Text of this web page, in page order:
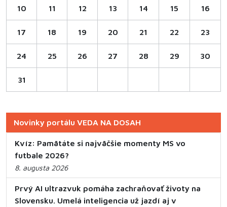
10 11 12 13 14 15 16
17 18 19 20 21 22 23
24 25 26 27 28 29 30
31
Novinky portálu VEDA NA DOSAH
Kvíz: Pamätáte si najväčšie momenty MS vo
futbale 2026?
8. augusta 2026
Prvý AI ultrazvuk pomáha zachraňovať životy na
Slovensku. Umelá inteligencia už jazdí aj v